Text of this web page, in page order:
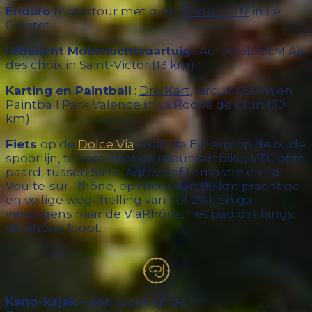
Enduromotortour met gids : Endur'ic 07in Le
Crestet
Ultralicht Motorluchtvaartuig: Aéroclub ULM Air
des choixin Saint-Victor (13 km)
Karting en Paintball : Driv'Kart, circuit 650 m en
Paintball Park Valence in La Roche de Glun (30
km)
Fiets op de Dolce Via : volg de Eyrieux op de oude
spoorlijn, te voet, met de mountainbike, VTC of te
paard, tussen Saint-Agrève of Lamastre en La
Voulte-sur-Rhône, op meer dan 90 km prachtige
en veilige weg (helling van 1 of 2%), en ga
vervolgens naar de ViaRhôna, het pad dat langs
de Rhône loopt.
Kano-kajak – een tocht op de